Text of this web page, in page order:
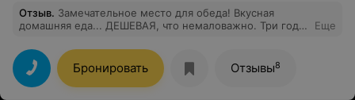
Отзыв. Замечательное место для обеда! Вкусная
домашняя еда... ДЕШЕВАЯ, что немаловажно. Три года
Еще
Бронировать Отзывы8